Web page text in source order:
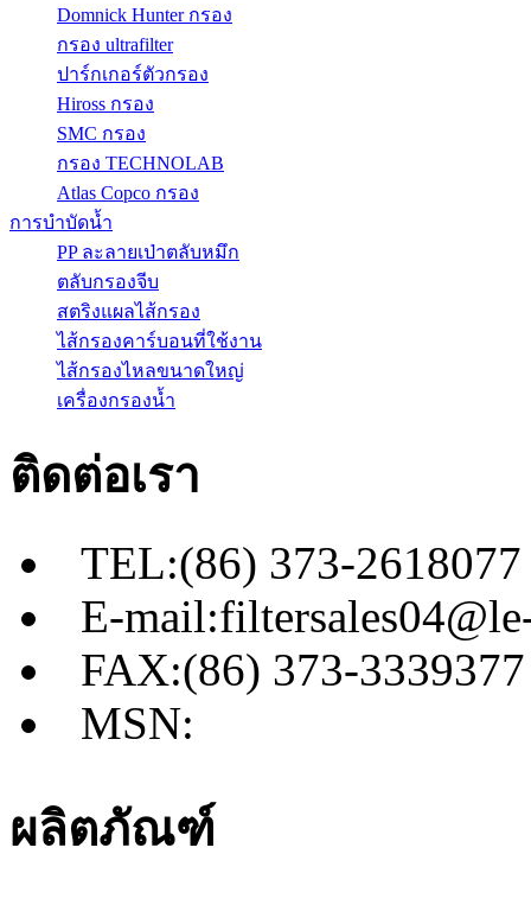
Domnick Hunter กรอง
กรอง ultrafilter
ปาร์กเกอร์ตัวกรอง
Hiross กรอง
SMC กรอง
กรอง TECHNOLAB
Atlas Copco กรอง
การบำบัดน้ำ
PP ละลายเป่าตลับหมึก
ตลับกรองจีบ
สตริงแผลไส้กรอง
ไส้กรองคาร์บอนที่ใช้งาน
ไส้กรองไหลขนาดใหญ่
เครื่องกรองน้ำ
ติดต่อเรา
TEL:(86) 373-2618077
E-
FAX:(86) 373-3339377
MSN:
ผลิตภัณฑ์